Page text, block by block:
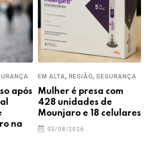
após
na
EM ALTA, REGIÃO,SEGURANÇA
Mulher é presa com
428 unidades de
Mounjaro e 18 celulares
03/08/2026